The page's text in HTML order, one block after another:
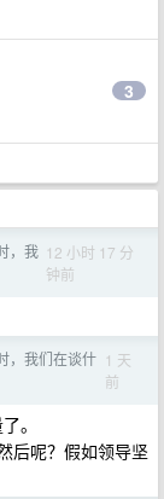
3
，我 12 小时 17 分
钟前
，我们在谈什 1 天
前
。
后呢？假如领导坚